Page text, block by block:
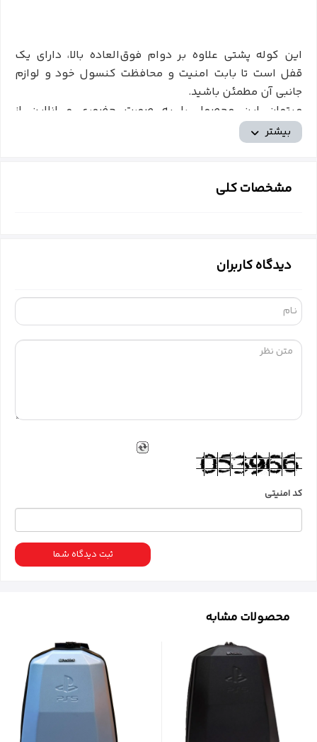
این کوله پشتی علاوه بر دوام فوق‌العاده بالا، دارای یک
قفل است تا بابت امنیت و محافظت کنسول خود و لوازم
جانبی آن مطمئن باشید.
میتوان این محصول را به صورت حضوری و انلاین از
فروشگاه و وبسایت
بیشتر
مشخصات کلی
دیدگاه کاربران
کد امنیتی
ثبت دیدگاه شما
محصولات مشابه